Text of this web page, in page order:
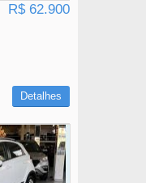
R$ 62.900
Detalhes